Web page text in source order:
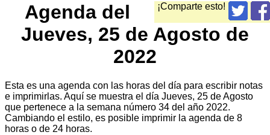
¡Comparte esto!
Agenda del
Jueves, 25 de Agosto de
2022
Esta es una agenda con las horas del día para escribir notas
e imprimirlas. Aquí se muestra el día Jueves, 25 de Agosto
que pertenece a la semana número 34 del año 2022.
Cambiando el estilo, es posible imprimir la agenda de 8
horas o de 24 horas.